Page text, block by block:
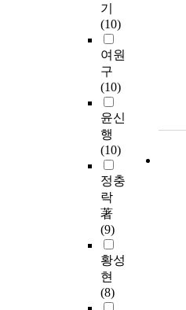
기
(10)
여원
구
(10)
윤신
행
(10)
정충
락
著
(9)
황성
현
(8)